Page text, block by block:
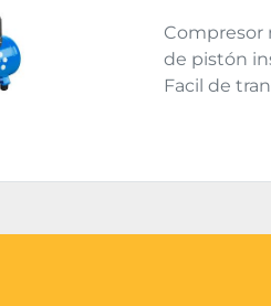
Compresor
de pistón
Facil de